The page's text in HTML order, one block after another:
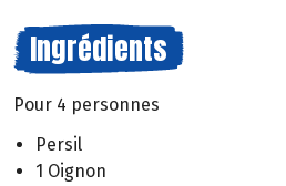
Ingrédients
Pour 4 personnes
Persil
1 Oignon